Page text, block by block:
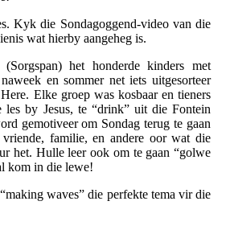
Kyk die Sondagoggend-video van die
wat hierby aangeheg is.
het honderde kinders met
en sommer net iets uitgesorteer
Elke groep was kosbaar en tieners
les by Jesus, te “drink” uit die Fontein
gemotiveer om Sondag terug te gaan
vriende, familie, en andere oor wat die
het. Hulle leer ook om te gaan “golwe
kom in die lewe!
waves” die perfekte tema vir die